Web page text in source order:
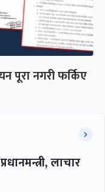
पूरा नगरी फर्किए
लाचार